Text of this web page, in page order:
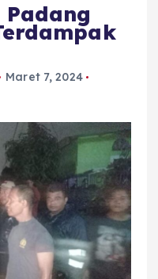
Maret 7, 2024